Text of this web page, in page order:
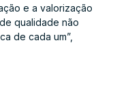
e a valorização
qualidade não
de cada um”,